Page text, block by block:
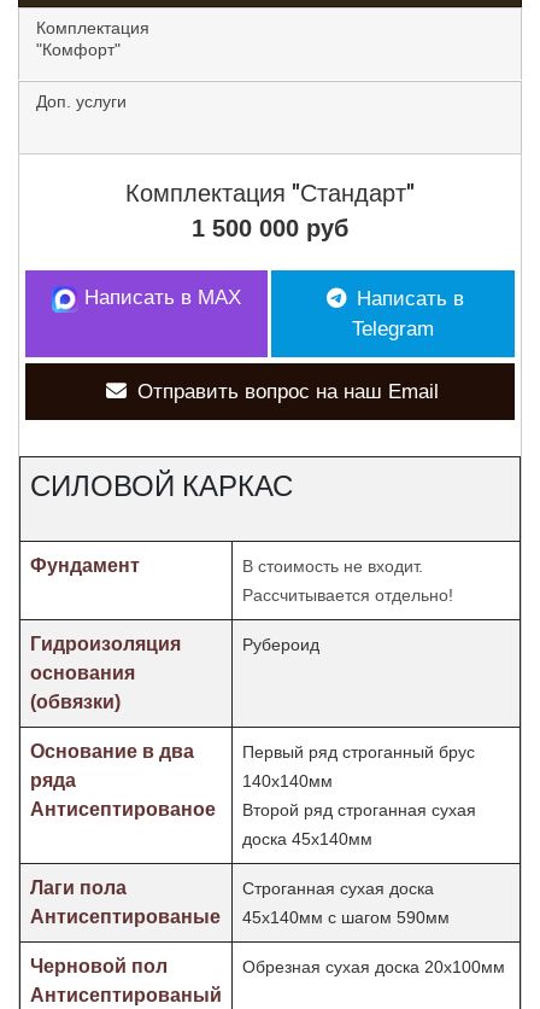
Комплектация
"Комфорт"
Доп. услуги
Комплектация "Стандарт"
1 500 000 руб
Написать в MAX
Написать в
Telegram
Отправить вопрос на наш Email
СИЛОВОЙ КАРКАС
Фундамент
В стоимость не входит.
Рассчитывается отдельно!
Гидроизоляция
основания
(обвязки)
Рубероид
Основание в два
ряда
Антисептированое
Первый ряд строганный брус
140х140мм
Второй ряд строганная сухая
доска 45х140мм
Лаги пола
Антисептированые
Строганная сухая доска
45х140мм с шагом 590мм
Черновой пол
Антисептированый
Обрезная сухая доска 20х100мм